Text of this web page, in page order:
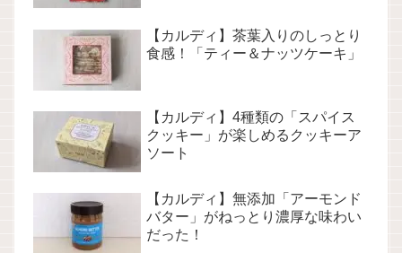
【カルディ】茶葉入りのしっとり
食感！「ティー＆ナッツケーキ」
【カルディ】4種類の「スパイス
クッキー」が楽しめるクッキーア
ソート
【カルディ】無添加「アーモンド
バター」がねっとり濃厚な味わい
だった！